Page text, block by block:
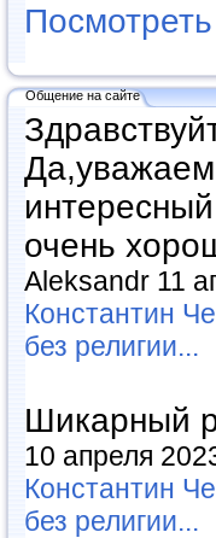
Общение на сайте
очень
Aleksandr 11
Константин
без религии...
Шикарный
10 апреля
Константин
без религии...